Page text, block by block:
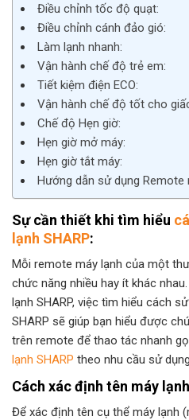
Điều chỉnh tốc độ quạt:
Điều chỉnh cánh đảo gió:
Làm lạnh nhanh:
Vận hành chế độ trẻ em:
Tiết kiệm điện ECO:
Vận hành chế độ tốt cho
Chế độ Hẹn giờ:
Hẹn giờ mở máy:
Hẹn giờ tắt máy:
Hướng dẫn sử dụng Remote
Sự cần thiết khi tìm hiểu
lạnh SHARP:
Mỗi remote máy lạnh của một
chức năng nhiều hay ít khác
lạnh SHARP, việc tìm hiểu cách
SHARP sẽ giúp bạn hiểu được
trên remote để thao tác nhanh
lạnh SHARP theo nhu cầu sử
Cách xác định tên máy
Để xác định tên cụ thể máy lạnh